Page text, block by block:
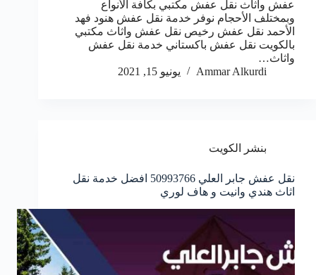
عفش واثاث نقل عفش مكتبي بكافة الأنواع
وبمختلف الأحجام نوفر خدمة نقل عفش هنود فهد
الأحمد نقل عفش رخيص نقل عفش واثاث مكتبي
بالكويت نقل عفش باكستاني خدمة نقل عفش
واثاث…
Ammar Alkurdi
يونيو 15, 2021
بنشر الكويت
نقل عفش جابر العلي 50993766 افضل خدمة نقل
اثاث هندي وانيت و هاف لوري